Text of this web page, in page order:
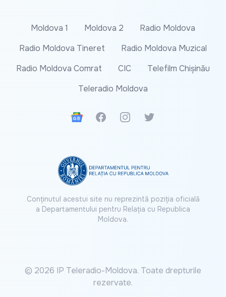
Moldova 1 Moldova 2
Radio Moldova
Radio Moldova Tineret
Radio Moldova Muzical
Radio Moldova Comrat
CIC
Telefilm Chișinău
Teleradio Moldova
Google News
FacebookInstagramTwitter
Conținutul acestui site nu reprezintă poziția oficială
a Departamentului pentru Relația cu Republica
Moldova.
© 2026 IP Teleradio-Moldova. Toate drepturile
rezervate.